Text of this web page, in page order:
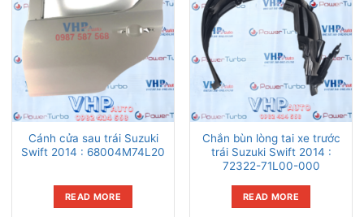
Cánh cửa sau trái Suzuki
Swift 2014 : 68004M74L20
READ MORE
Chắn bùn lòng tai xe trước
trái Suzuki Swift 2014 :
72322-71L00-000
READ MORE